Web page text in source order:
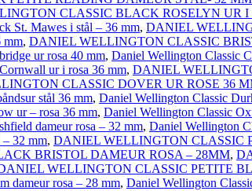
CLASSIC BLACK ROSELYN UR I
St. Mawes i stål – 36 mm, DANIEL
mm, DANIEL WELLINGTON CLASSIC
ur rosa 40 mm, Daniel Wellington Classic
ur i rosa 36 mm, DANIEL
CLASSIC DOVER UR ROSE 36
stål 36 mm, Daniel Wellington Classic
ur – rosa 36 mm, Daniel Wellington Classic
dameur rosa – 32 mm, Daniel Wellington
– 32 mm, DANIEL WELLINGTON CLASSIC
BRISTOL DAMEUR ROSA – 28MM,
WELLINGTON CLASSIC PETITE
dameur rosa – 28 mm, Daniel Wellington